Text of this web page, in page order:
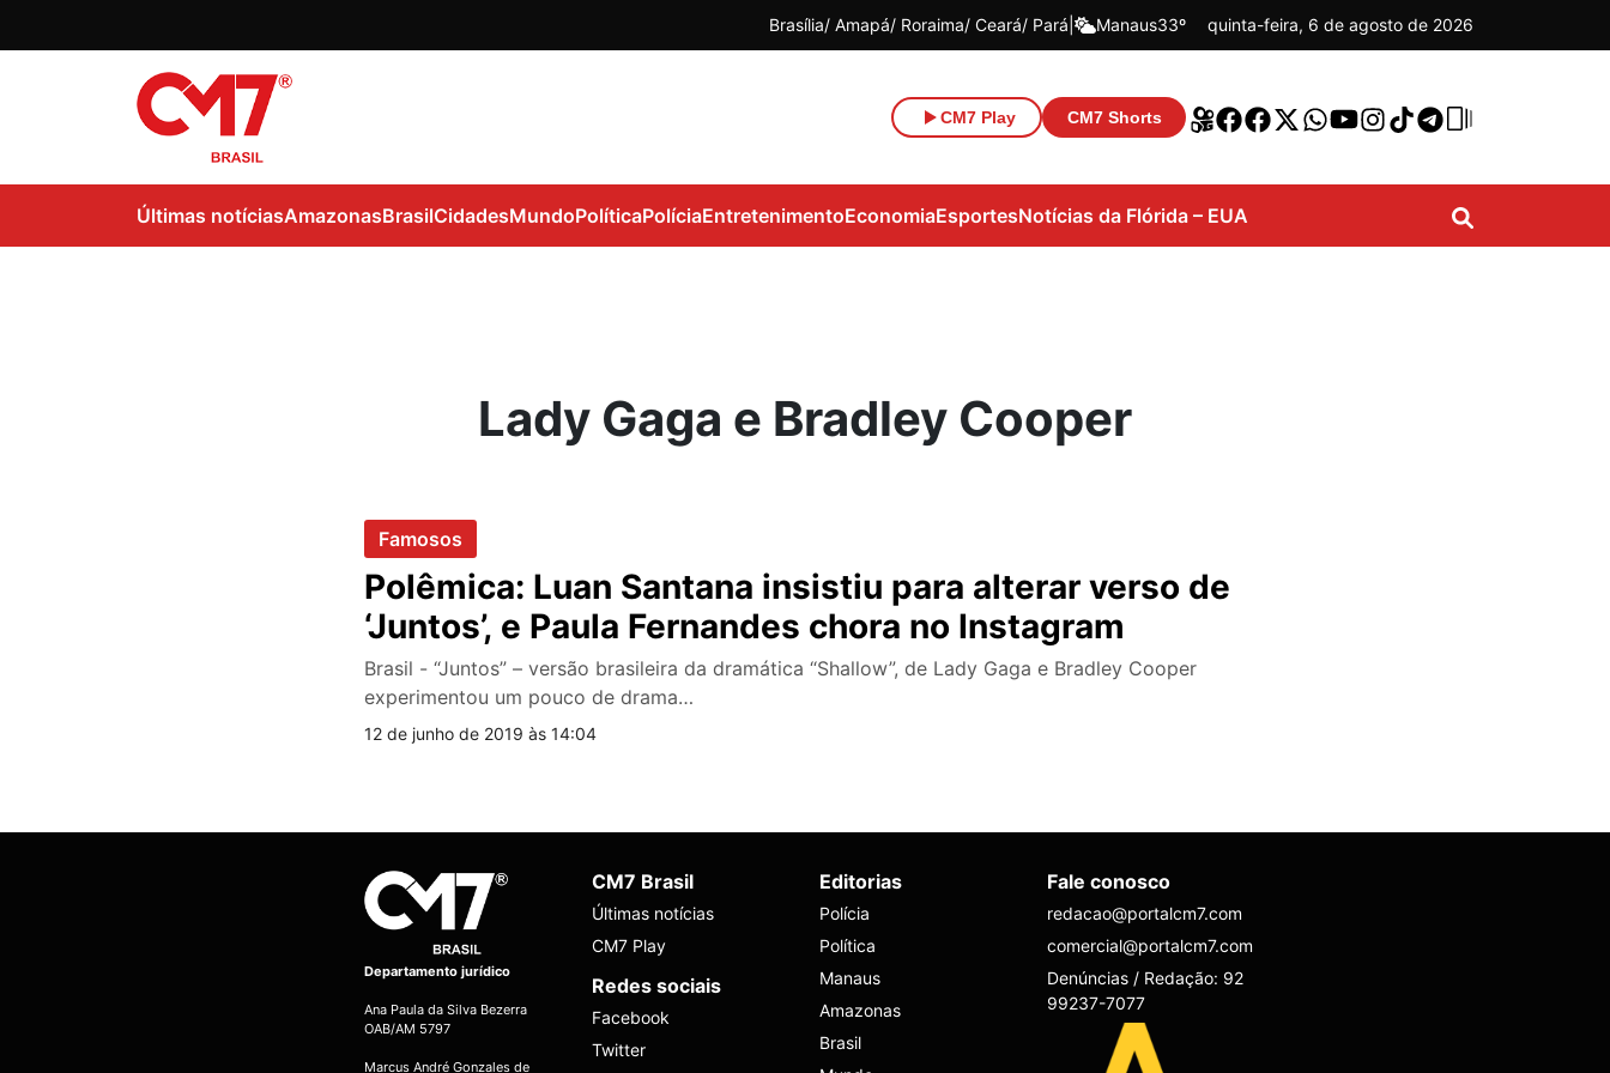
Brasília Amapá Roraima Ceará Pará Manaus33º quinta-feira, 6 de agosto de 2026
CM7 Play CM7 Shorts
Últimas notíciasAmazonasBrasilCidadesMundoPolíticaPolíciaEntretenimentoEconomiaEsportesNotícias da Flórida – EUA
Lady Gaga e Bradley Cooper
Famosos
Polêmica: Luan Santana insistiu para alterar verso de
‘Juntos’, e Paula Fernandes chora no Instagram
Brasil - “Juntos” – versão brasileira da dramática “Shallow”, de Lady Gaga e Bradley Cooper
experimentou um pouco de drama…
12 de junho de 2019 às 14:04
Departamento jurídico
Ana Paula da Silva Bezerra
OAB/AM 5797
Marcus André Gonzales de
CM7 Brasil
Últimas notícias
CM7 Play
Redes sociais
Facebook
Twitter
Editorias
Polícia
Política
Manaus
Amazonas
Brasil
Fale conosco
redacao@portalcm7.com
comercial@portalcm7.com
Denúncias / Redação: 92
99237-7077